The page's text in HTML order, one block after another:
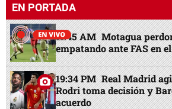
EN PORTADA
11:45 AM Motagua
empatando ante FAS en
19:34 PM Real Madrid
Rodri toma decisión y
acuerdo